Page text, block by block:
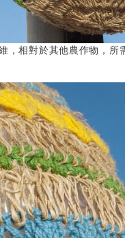
，相對於其他農作物，所